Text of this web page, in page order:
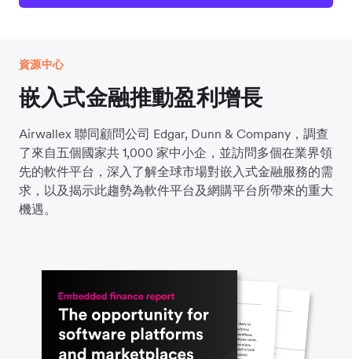
資源中心
嵌入式金融推動盈利增長
Airwallex 聯同顧問公司 Edgar, Dunn & Company，調查
了來自五個國家共 1,000 家中小企，並訪問多個在業界領
先的軟件平台，深入了解全球市場對嵌入式金融服務的需
求，以及揭示此趨勢為軟件平台及網購平台所帶來的重大
機遇。